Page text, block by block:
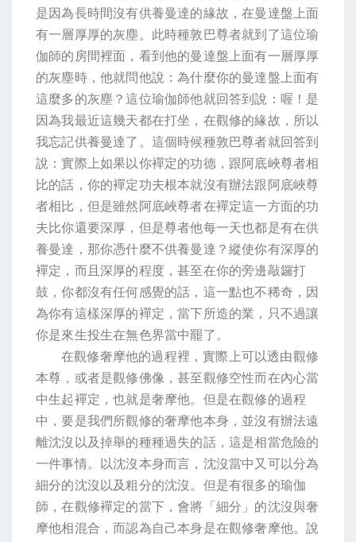
是因為長時間沒有供養曼達的緣故，在曼達盤上面
有一層厚厚的灰塵。此時種敦巴尊者就到了這位瑜
伽師的房間裡面，看到他的曼達盤上面有一層厚厚
的灰塵時，他就問他說：為什麼你的曼達盤上面有
這麼多的灰塵？這位瑜伽師他就回答到說：喔！是
因為我最近這幾天都在打坐，在觀修的緣故，所以
我忘記供養曼達了。這個時候種敦巴尊者就回答到
說：實際上如果以你襌定的功德，跟阿底峽尊者相
比的話，你的襌定功夫根本就沒有辦法跟阿底峽尊
者相比，但是雖然阿底峽尊者在襌定這一方面的功
夫比你還要深厚，但是尊者他每一天也都是有在供
養曼達，那你憑什麼不供養曼達？縱使你有深厚的
襌定，而且深厚的程度，甚至在你的旁邊敲鑼打
鼓，你都沒有任何感覺的話，這一點也不稀奇，因
為你有這樣深厚的襌定，當下所造的業，只不過讓
你是來生投生在無色界當中罷了。
在觀修奢摩他的過程裡，實際上可以透由觀修
本尊，或者是觀修佛像，甚至觀修空性而在內心當
中生起襌定，也就是奢摩他。但是在觀修的過程
中，要是我們所觀修的奢摩他本身，並沒有辦法遠
離沈沒以及掉舉的種種過失的話，這是相當危險的
一件事情。以沈沒本身而言，沈沒當中又可以分為
細分的沈沒以及粗分的沈沒。但是有很多的瑜伽
師，在觀修襌定的當下，會將「細分」的沈沒與奢
摩他相混合，而認為自己本身是在觀修奢摩他。說